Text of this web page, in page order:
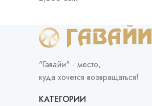
"Гавайи" - место,
куда хочется возвращаться!
КАТЕГОРИИ